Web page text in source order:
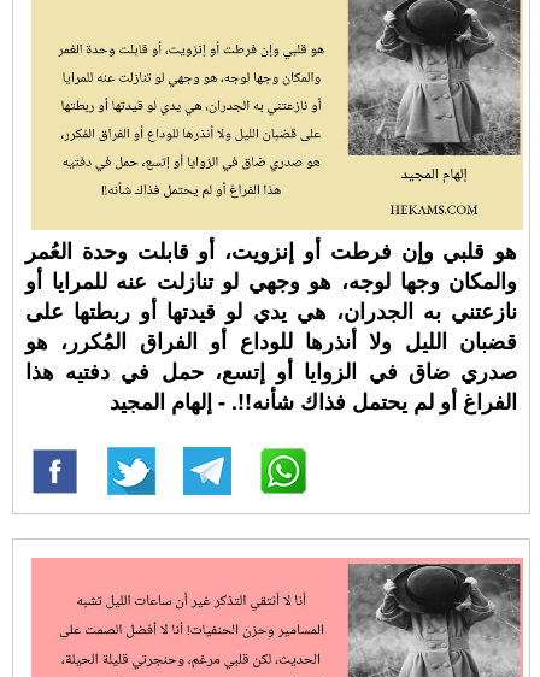
هو قلبي وإن فرطت أو إنزويت، أو قابلت وحدة العُمر
والمكان وجها لوجه، هو وجهي لو تنازلت عنه للمرايا أو
نازعتني به الجدران، هي يدي لو قيدتها أو ربطتها على
قضبان الليل ولا أنذرها للوداع أو الفراق المُكرر، هو
صدري ضاق في الزوايا أو إتسع، حمل في دفتيه هذا
الفراغ أو لم يحتمل فذاك شأنه!!. - إلهام المجيد